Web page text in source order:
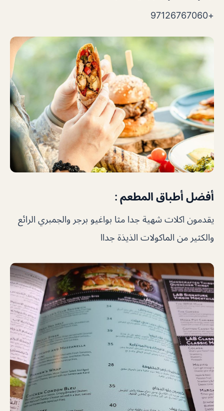
+97126767060
أفضل أطباق المطعم :
يقدمون اكلات شهية جدا مثا بواغيو برجر والجمبري الرائع
والكثير من الماكولات الذيذة جداا